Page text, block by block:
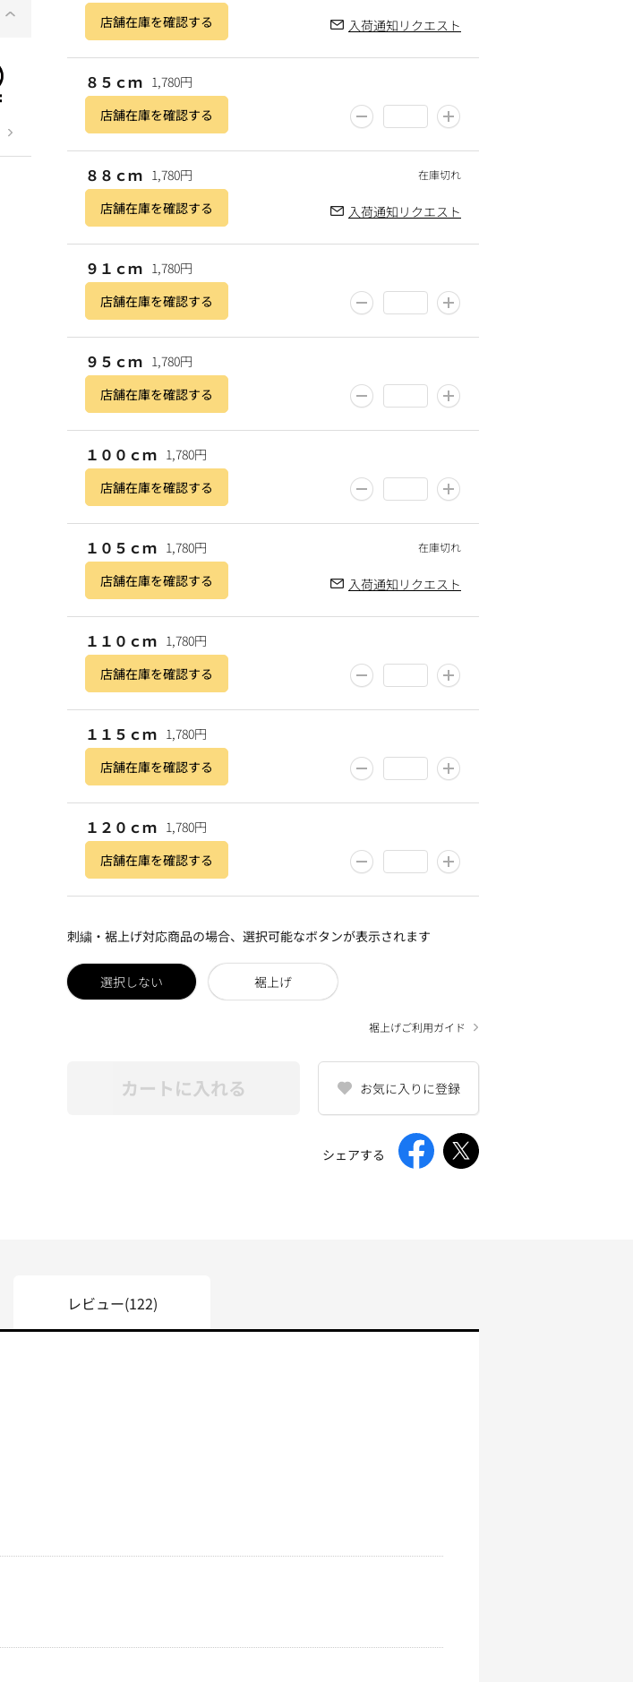
入荷通知リクエスト
店舗在庫を確認する
８５ｃｍ 1,780円
店舗在庫を確認する
８８ｃｍ 1,780円
入荷通知リクエスト
店舗在庫を確認する
９１ｃｍ 1,780円
店舗在庫を確認する
９５ｃｍ 1,780円
店舗在庫を確認する
１００ｃｍ 1,780円
店舗在庫を確認する
１０５ｃｍ 1,780円
入荷通知リクエスト
店舗在庫を確認する
１１０ｃｍ 1,780円
店舗在庫を確認する
１１５ｃｍ 1,780円
店舗在庫を確認する
１２０ｃｍ 1,780円
店舗在庫を確認する
刺繍・裾上げ対応商品の場合、選択可能なボタンが表示されます
選択しない 裾上げ
裾上げご利用ガイド
カートに入れる お気に入りに登録
シェアする
レビュー(122)